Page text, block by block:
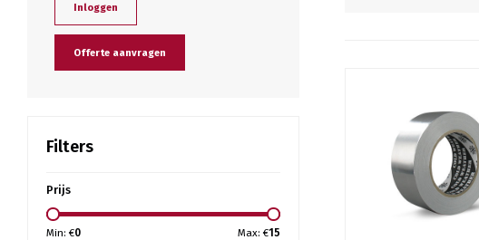
Inloggen
Offerte aanvragen
Filters
Prijs
Min: €0 Max: €15